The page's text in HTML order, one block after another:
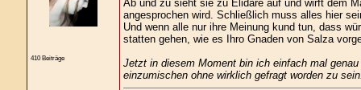
410 Beiträge
Ab und zu sieht sie zu Elidare auf und wirft dem
angesprochen wird. Schließlich muss alles hier
Und wenn alle nur ihre Meinung kund tun, dass
statten gehen, wie es Ihro Gnaden von Salza
Jetzt in diesem Moment bin ich einfach mal
einzumischen ohne wirklich gefragt worden zu